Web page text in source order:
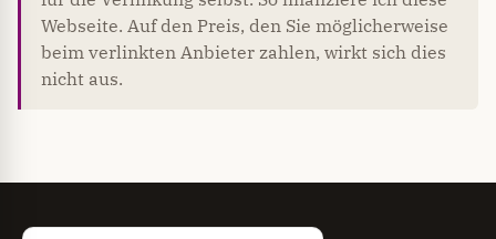
Webseite. Auf den Preis, den Sie möglicherweise
beim verlinkten Anbieter zahlen, wirkt sich dies
nicht aus.